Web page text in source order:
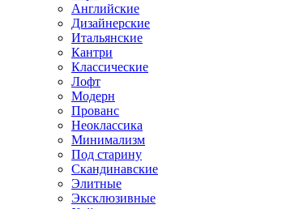
Английские
Дизайнерские
Итальянские
Кантри
Классические
Лофт
Модерн
Прованс
Неоклассика
Минимализм
Под старину
Скандинавские
Элитные
Эксклюзивные